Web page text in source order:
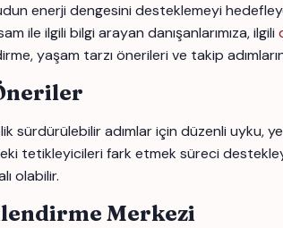
enerji dengesini desteklemeyi
ile ilgili bilgi arayan danışanlarımıza, ilgili
yaşam tarzı önerileri ve takip
adımlar için düzenli uyku,
tetikleyicileri fark etmek süreci
olabilir.
Merkezi